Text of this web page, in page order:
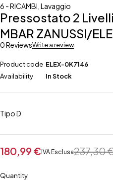
6 - RICAMBI Lavaggio
Pressostato 2
MBAR ZANUSSI/
0 ReviewsWrite a review
Product code ELEX-0K7146
Availability
In Stock
Tipo D
237,30
180,99 € IVA Esclusa
Quantity